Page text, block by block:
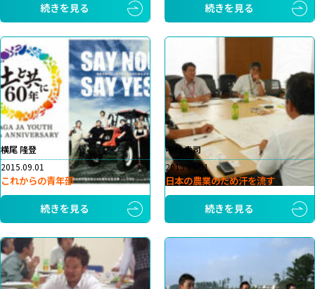
続きを見る
続きを見る
横尾 隆登
2015.09.01
これからの青年部
続きを見る
中村 幸司
2015.09.01
日本の農業のため汗を流す
続きを見る